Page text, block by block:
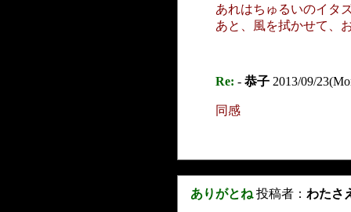
あれはちゅるいのイタ
あと、風を拭かせて、
Re: - 恭子2013/09/
同感
ありがとね投稿者： わたさ